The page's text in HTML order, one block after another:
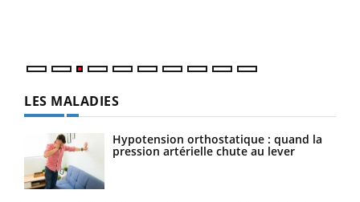
LES MALADIES
Hypotension orthostatique : quand la
pression artérielle chute au lever